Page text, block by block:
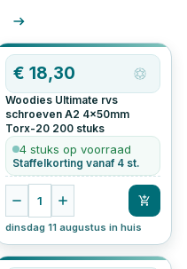
€ 18,30
Woodies Ultimate rvs
schroeven A2 4x50mm
Torx-20 200 stuks
4 stuks op voorraad
Staffelkorting vanaf 4 st.
1
dinsdag 11 augustus in huis